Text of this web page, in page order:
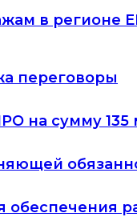
в регионе
переговоры
на сумму
обеспечения